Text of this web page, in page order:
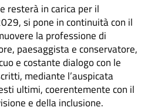
resterà in carica per il
si pone in continuità con il
la professione di
paesaggista e conservatore,
e costante dialogo con le
mediante l’auspicata
ultimi, coerentemente con il
e della inclusione.